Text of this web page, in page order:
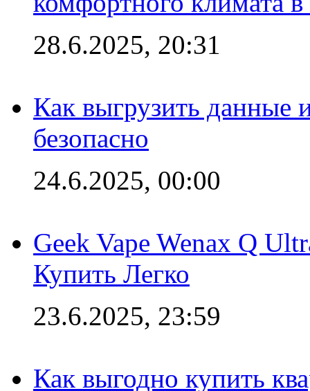
28.6.2025, 20:31
Как выгрузить данные
безопасно
24.6.2025, 00:00
Geek Vape Wenax Q
Купить Легко
23.6.2025, 23:59
Как выгодно купить